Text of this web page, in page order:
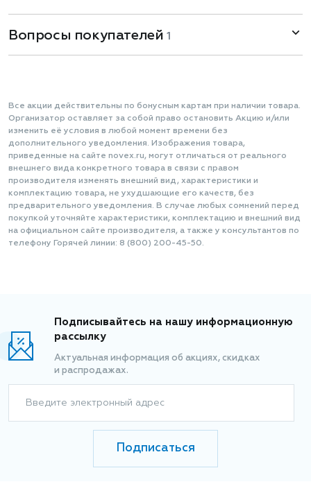
Вопросы покупателей 1
Все акции действительны по бонусным картам при наличии товара.
Организатор оставляет за собой право остановить Акцию и/или
изменить её условия в любой момент времени без
дополнительного уведомления. Изображения товара,
приведенные на сайте novex.ru, могут отличаться от реального
внешнего вида конкретного товара в связи с правом
производителя изменять внешний вид, характеристики и
комплектацию товара, не ухудшающие его качеств, без
предварительного уведомления. В случае любых сомнений перед
покупкой уточняйте характеристики, комплектацию и внешний вид
на официальном сайте производителя, а также у консультантов по
телефону Горячей линии: 8 (800) 200-45-50.
Подписывайтесь на нашу информационную
рассылку
Актуальная информация об акциях, скидках
и распродажах.
Введите электронный адрес
Подписаться